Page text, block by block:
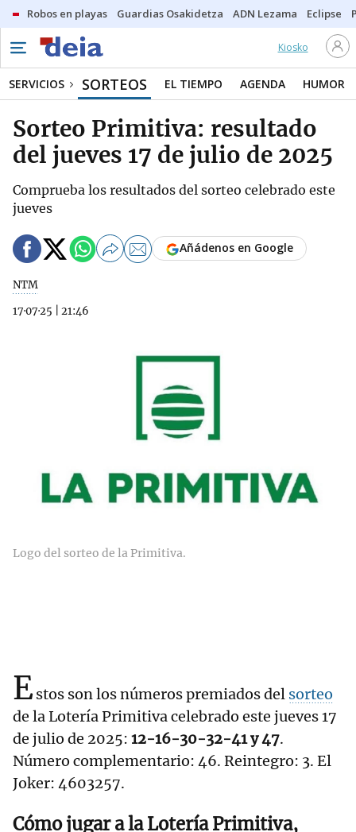
Robos en playas Guardias Osakidetza ADN Lezama Eclipse
Kiosko
SERVICIOS SORTEOS EL TIEMPO AGENDA HUMOR
Sorteo Primitiva: resultado
del jueves 17 de julio de 2025
Comprueba los resultados del sorteo celebrado este
jueves
NTM
17·07·25
21:46
Añádenos en Google
Logo del sorteo de la Primitiva.
Estos son los números premiados del sorteo
de la Lotería Primitiva celebrado este jueves 17
de julio de 2025: 12-16-30-32-41 y 47.
Número complementario: 46. Reintegro: 3. El
Joker: 4603257.
Cómo jugar a la Lotería Primitiva,